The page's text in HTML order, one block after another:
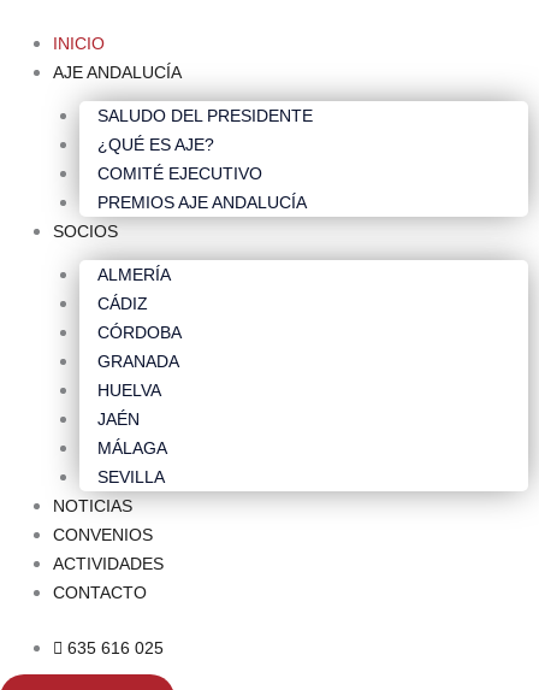
INICIO
AJE ANDALUCÍA
SALUDO DEL PRESIDENTE
¿QUÉ ES AJE?
COMITÉ EJECUTIVO
PREMIOS AJE ANDALUCÍA
SOCIOS
ALMERÍA
CÁDIZ
CÓRDOBA
GRANADA
HUELVA
JAÉN
MÁLAGA
SEVILLA
NOTICIAS
CONVENIOS
ACTIVIDADES
CONTACTO
635 616 025